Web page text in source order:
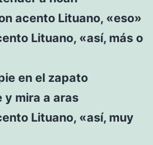
acento Lituano, «eso»
Lituano, «así, más o
en el zapato
y mira a aras
Lituano, «así, muy